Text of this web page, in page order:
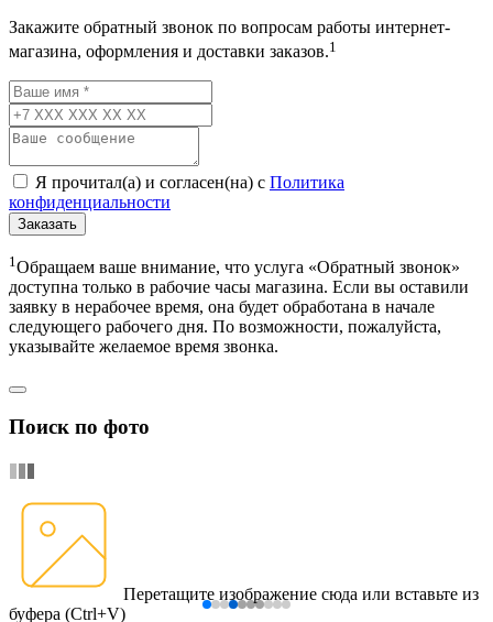
Закажите обратный звонок по вопросам работы интернет-
магазина, оформления и доставки заказов.1
Я прочитал(а) и согласен(на) с Политика
конфиденциальности
Заказать
1 Обращаем ваше внимание, что услуга «Обратный звонок»
доступна только в рабочие часы магазина. Если вы оставили
заявку в нерабочее время, она будет обработана в начале
следующего рабочего дня. По возможности, пожалуйста,
указывайте желаемое время звонка.
Поиск по фото
Перетащите изображение сюда или вставьте из
буфера (Ctrl+V)